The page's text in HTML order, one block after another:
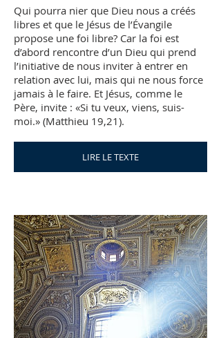
Qui pourra nier que Dieu nous a créés
libres et que le Jésus de l’Évangile
propose une foi libre? Car la foi est
d’abord rencontre d’un Dieu qui prend
l’initiative de nous inviter à entrer en
relation avec lui, mais qui ne nous force
jamais à le faire. Et Jésus, comme le
Père, invite : «Si tu veux, viens, suis-
moi.» (Matthieu 19,21).
LIRE LE TEXTE